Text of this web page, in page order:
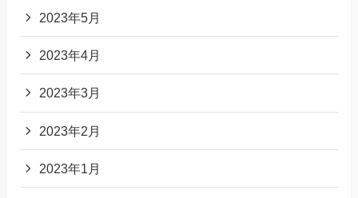
2023年5月
2023年4月
2023年3月
2023年2月
2023年1月